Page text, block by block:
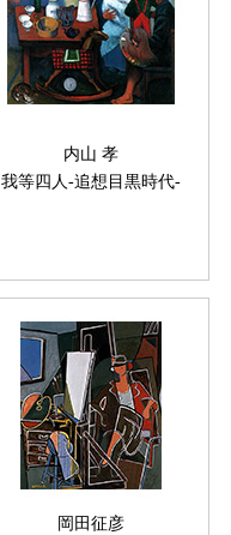
内山 孝
我等四人-追想目黒時代-
岡田征彦